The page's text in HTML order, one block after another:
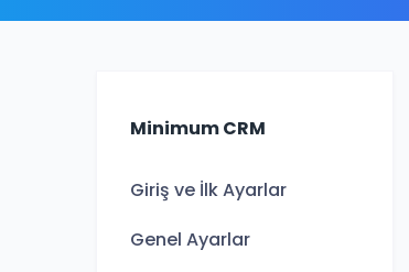
Minimum CRM
Giriş ve İlk Ayarlar
Genel Ayarlar